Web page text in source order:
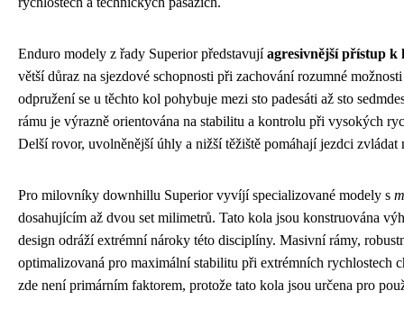
Enduro modely z řady Superior představujíagresivnější přístup k
větší důraz na sjezdové schopnosti při zachování rozumné
odpružení se u těchto kol pohybuje mezi sto padesáti až sto
rámu je výrazně orientována na stabilitu a kontrolu při vysokých
Delší rovor, uvolněnější úhly a nižší těžiště pomáhají jezdci zvládat
Pro milovníky downhillu Superior vyvíjí specializované modely s
dosahujícím až dvou set milimetrů. Tato kola jsou konstruována
design odráží extrémní nároky této disciplíny. Masivní rámy,
optimalizovaná pro maximální stabilitu při extrémních rychlostech
zde není primárním faktorem, protože tato kola jsou určena pro